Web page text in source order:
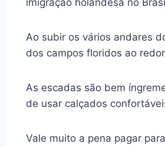
Ao subir os vários andares
dos campos floridos ao
As escadas são bem
de usar calçados
Vale muito a pena pagar